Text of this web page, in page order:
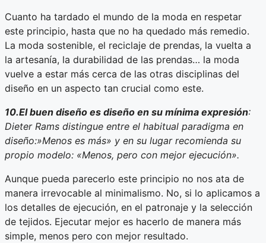
Cuanto ha tardado el mundo de la moda en respetar
este principio, hasta que no ha quedado más remedio.
La moda sostenible, el reciclaje de prendas, la vuelta a
la artesanía, la durabilidad de las prendas… la moda
vuelve a estar más cerca de las otras disciplinas del
diseño en un aspecto tan crucial como este.
10.El buen diseño es diseño en su mínima expresión:
Dieter Rams distingue entre el habitual paradigma en
diseño:»Menos es más» y en su lugar recomienda su
propio modelo: «Menos, pero con mejor ejecución».
Aunque pueda parecerlo este principio no nos ata de
manera irrevocable al minimalismo. No, si lo aplicamos a
los detalles de ejecución, en el patronaje y la selección
de tejidos. Ejecutar mejor es hacerlo de manera más
simple, menos pero con mejor resultado.